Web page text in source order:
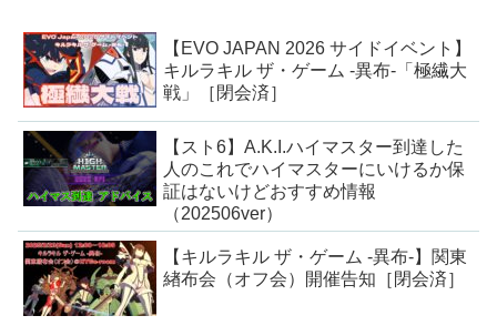
【EVO JAPAN 2026 サイドイベント】
キルラキル ザ・ゲーム -異布-「極繊大
戦」［閉会済］
【スト6】A.K.I.ハイマスター到達した
人のこれでハイマスターにいけるか保
証はないけどおすすめ情報
（202506ver）
【キルラキル ザ・ゲーム -異布-】関東
緖布会（オフ会）開催告知［閉会済］